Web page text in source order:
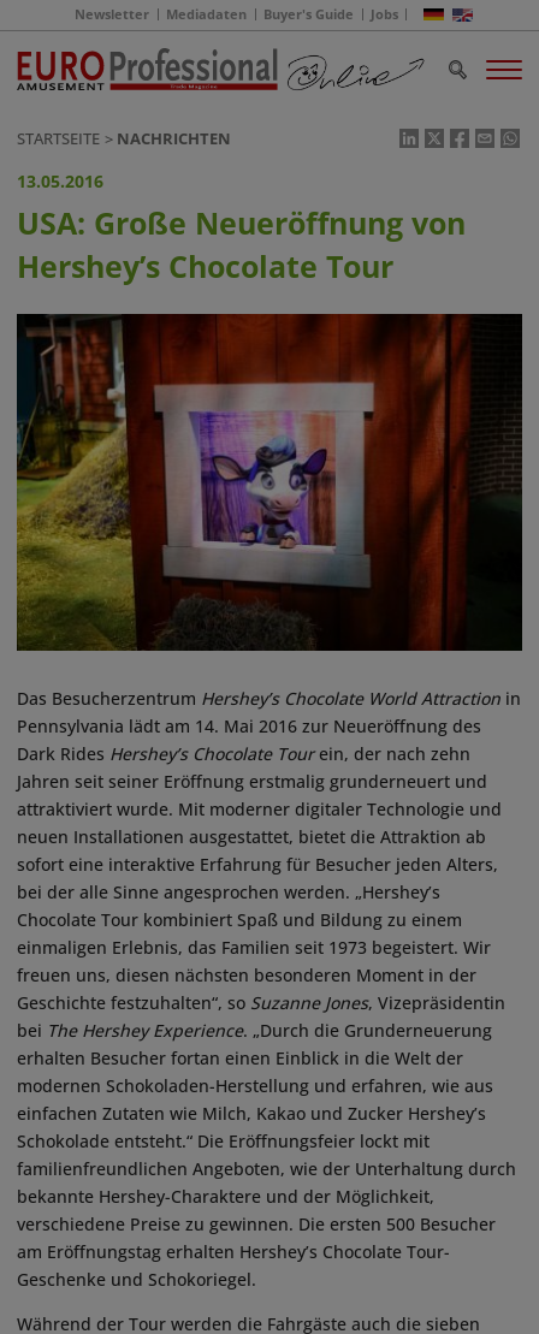
Newsletter Mediadaten Buyer's Guide Jobs
STARTSEITE NACHRICHTEN
13.05.2016
USA: Große Neueröffnung von
Hershey’s Chocolate Tour
Das Besucherzentrum Hershey’s Chocolate World Attraction in
Pennsylvania lädt am 14. Mai 2016 zur Neueröffnung des
Dark Rides Hershey’s Chocolate Tourein, der nach zehn
Jahren seit seiner Eröffnung erstmalig grunderneuert und
attraktiviert wurde. Mit moderner digitaler Technologie und
neuen Installationen ausgestattet, bietet die Attraktion ab
sofort eine interaktive Erfahrung für Besucher jeden Alters,
bei der alle Sinne angesprochen werden. „Hershey’s
Chocolate Tour kombiniert Spaß und Bildung zu einem
einmaligen Erlebnis, das Familien seit 1973 begeistert. Wir
freuen uns, diesen nächsten besonderen Moment in der
Geschichte festzuhalten“, so Suzanne Jones, Vizepräsidentin
bei The Hershey Experience. „Durch die Grunderneuerung
erhalten Besucher fortan einen Einblick in die Welt der
modernen Schokoladen-Herstellung und erfahren, wie aus
einfachen Zutaten wie Milch, Kakao und Zucker Hershey’s
Schokolade entsteht.“ Die Eröffnungsfeier lockt mit
familienfreundlichen Angeboten, wie der Unterhaltung durch
bekannte Hershey-Charaktere und der Möglichkeit,
verschiedene Preise zu gewinnen. Die ersten 500 Besucher
am Eröffnungstag erhalten Hershey’s Chocolate Tour-
Geschenke und Schokoriegel.
Während der Tour werden die Fahrgäste auch die sieben